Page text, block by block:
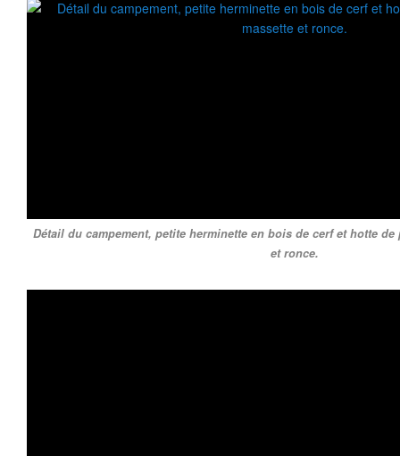
Détail du campement, petite herminette en bois de cerf et hotte de
et ronce.